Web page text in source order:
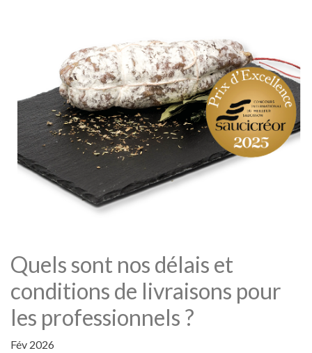
Quels sont nos délais et
conditions de livraisons pour
les professionnels ?
Fév 2026